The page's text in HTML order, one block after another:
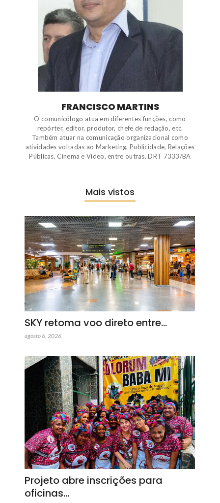
FRANCISCO MARTINS
O comunicólogo atua em diferentes funções, como
repórter, editor, produtor, chefe de redação, etc.
Também atuar na comunicação organizacional como
atividades voltadas ao Marketing, Publicidade, Relações
Públicas, Cinema e Vídeo, entre outras. DRT 7333/BA
Mais vistos
SKY retoma voo direto entre…
agosto 6, 2026
Projeto abre inscrições para
oficinas…